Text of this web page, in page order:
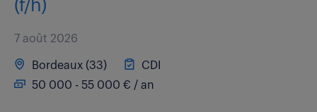
(f/h)
7 août 2026
Bordeaux (33)
CDI
50 000 - 55 000 € / an